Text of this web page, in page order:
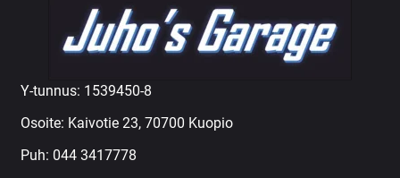
Y-tunnus: 1539450-8
Osoite: Kaivotie 23, 70700 Kuopio
Puh: 044 3417778